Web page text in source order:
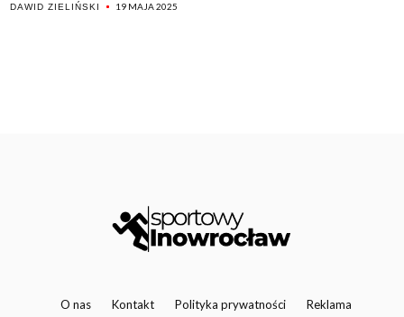
DAWID ZIELIŃSKI 19 MAJA 2025
O nas Kontakt Polityka prywatności Reklama